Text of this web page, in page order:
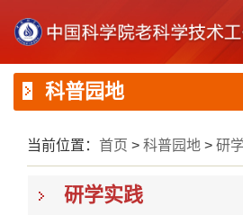
科普园地
当前位置： 首页 > 科普园地 > 研
研学实践